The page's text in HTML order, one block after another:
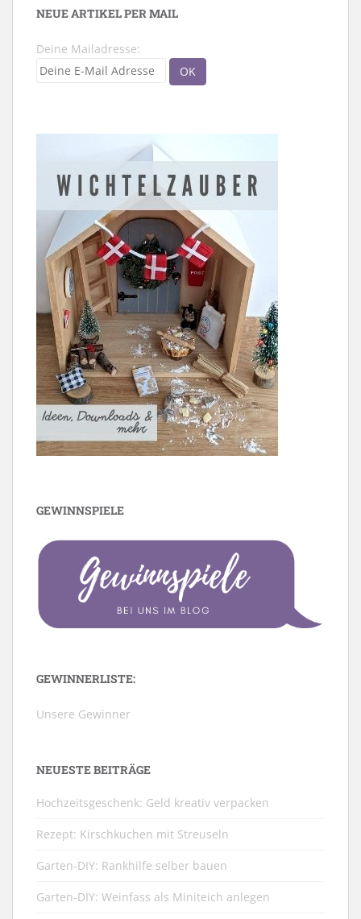
NEUE ARTIKEL PER MAIL
Deine Mailadresse:
GEWINNSPIELE
GEWINNERLISTE:
Unsere Gewinner
NEUESTE BEITRÄGE
Hochzeitsgeschenk: Geld kreativ verpacken
Rezept: Kirschkuchen mit Streuseln
Garten-DIY: Rankhilfe selber bauen
Garten-DIY: Weinfass als Miniteich anlegen